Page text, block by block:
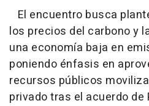
El encuentro busca
los precios del carbono y
una economía baja en
poniendo énfasis en
recursos públicos
privado tras el acuerdo de